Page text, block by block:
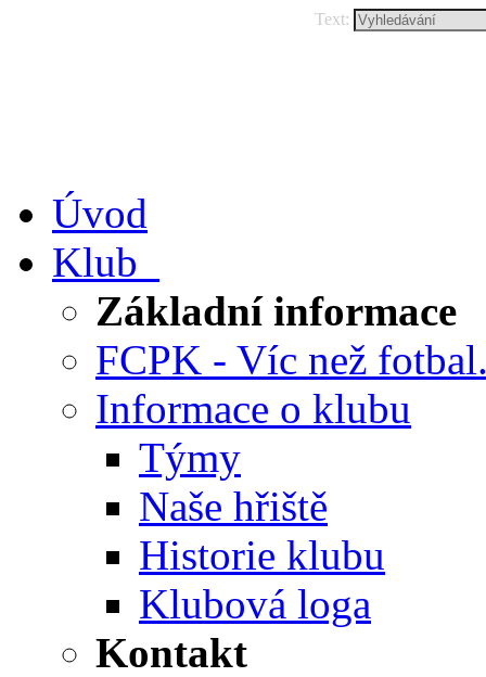
Text:
Úvod
Klub
Základní informace
FCPK - Víc než
Informace o klubu
Týmy
Naše hřiště
Historie klubu
Klubová loga
Kontakt